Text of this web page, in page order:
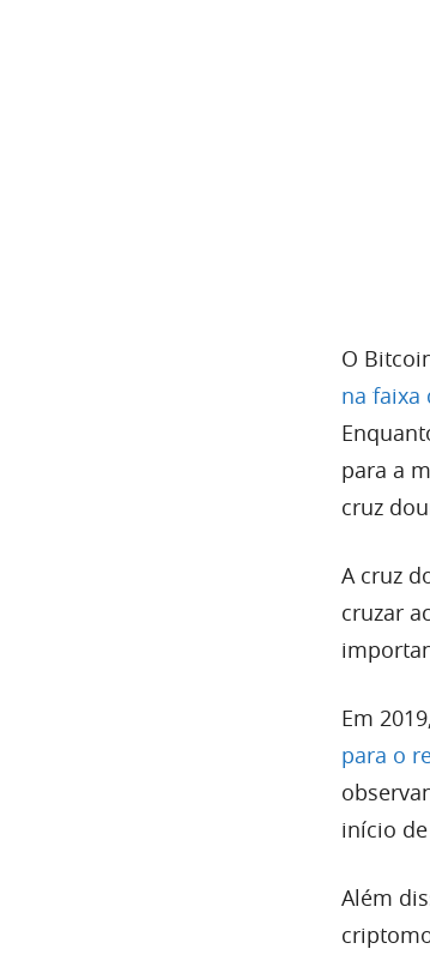
O
na faixa
para a
cruz
A cruz
cruzar
Em
para o
início
Além